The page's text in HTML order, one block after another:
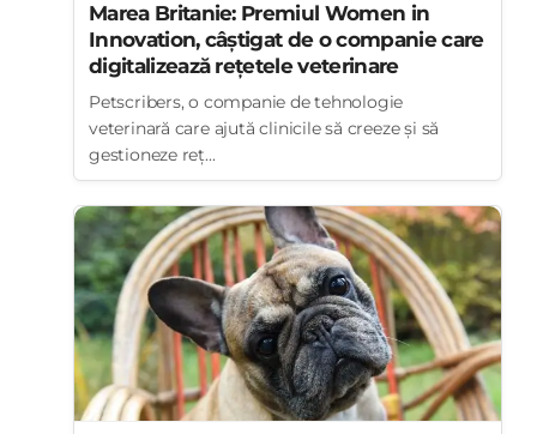
Marea Britanie: Premiul Women in
Innovation, câștigat de o companie care
digitalizează rețetele veterinare
Petscribers, o companie de tehnologie
veterinară care ajută clinicile să creeze și să
gestioneze reț...